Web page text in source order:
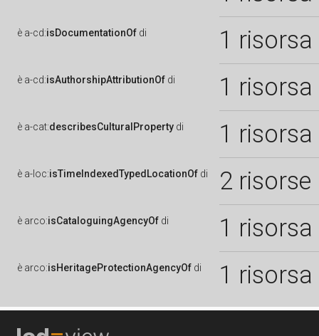
è a-cd:isDocumentationOf di 1 risorsa
è a-cd:isAuthorshipAttributionOf di 1 risorsa
è a-cat:describesCulturalProperty di 1 risorsa
è a-loc:isTimeIndexedTypedLocationOf di 2 risorse
è arco:isCataloguingAgencyOf di 1 risorsa
è arco:isHeritageProtectionAgencyOf di 1 risorsa